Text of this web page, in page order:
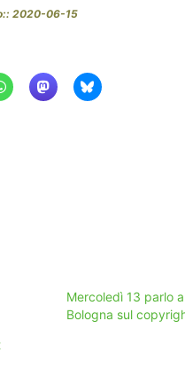
2020-06-15
Mercoledì 13 parlo a
Bologna sul